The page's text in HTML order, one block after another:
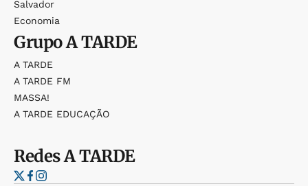
Salvador
Economia
GrupoA TARDE
A TARDE
A TARDE FM
MASSA!
A TARDE EDUCAÇÃO
RedesA TARDE